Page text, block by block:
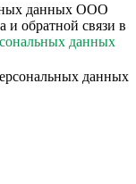
данных ООО
обратной связи в
данных
данных